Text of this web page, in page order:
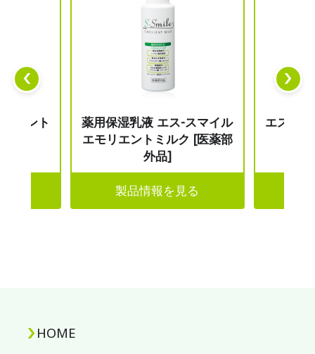
エント
薬用保湿乳液 エス-スマイル
エモリエントミルク [医薬部
外品]
製品情報を見る
エス-ス
HOME